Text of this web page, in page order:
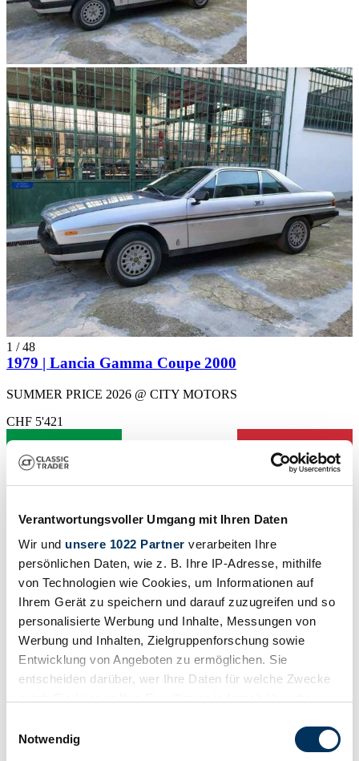
Verantwortungsvoller Umgang mit Ihren Daten
Wir und unsere 1022 Partner verarbeiten Ihre
persönlichen Daten, wie z. B. Ihre IP-Adresse, mithilfe
von Technologien wie Cookies, um Informationen auf
Ihrem Gerät zu speichern und darauf zuzugreifen und so
personalisierte Werbung und Inhalte, Messungen von
Werbung und Inhalten, Zielgruppenforschung sowie
Entwicklung von Angeboten zu ermöglichen. Sie
entscheiden darüber, wer Ihre Daten für welche Zwecke
Trigger Symbol ändern oder widerrufen
Notwendig
1 /48
1979 | Lancia Gamma Coupe 2000
SUMMER PRICE 2026 @ CITY MOTORS
CHF 5'421
Händler
Tachostand (abgelesen)